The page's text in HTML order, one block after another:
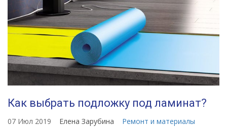
Как выбрать подложку под ламинат?
07 Июл 2019 Елена Зарубина Ремонт и материалы